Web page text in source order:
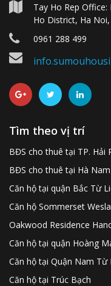
Tay Ho Rep
Ho District, Ha
0961 288 499
Tìm theo vị trí
BĐS cho thuê tại TP. Hải
BĐS cho thuê tại Hà Nam
Căn hộ tại quận Bắc Từ
Căn hộ Sommerset
Oakwood Residence
Căn hộ tại quận Hoàng
Căn hộ tại Quận Nam Từ
Căn hộ tại Trúc Bạch